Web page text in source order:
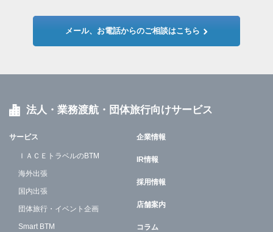
メール、お電話からのご相談はこちら
法人・業務渡航・団体旅行向けサービス
サービス
ＩＡＣＥトラベルのBTM
海外出張
国内出張
団体旅行・イベント企画
Smart BTM
企業情報
IR情報
採用情報
店舗案内
コラム